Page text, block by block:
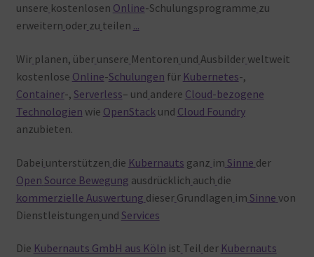
unsere kostenlosen Online-Schulungsprogramme zu
erweitern oder zu teilen ...
Wir planen, über unsere Mentoren und Ausbilder weltweit
kostenlose Online-Schulungen für Kubernetes-,
Container-, Serverless– und andere Cloud-bezogene
Technologien wie OpenStackund Cloud Foundry
anzubieten.
Dabei unterstützen die Kubernauts ganz im Sinne der
Open Source Bewegung ausdrücklich auch die
kommerzielle Auswertung dieser Grundlagen im Sinne von
Dienstleistungen und Services
Die Kubernauts GmbH aus Köln ist Teil der Kubernauts